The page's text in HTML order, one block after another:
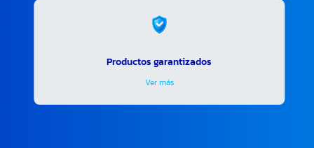
Productos garantizados
Ver más